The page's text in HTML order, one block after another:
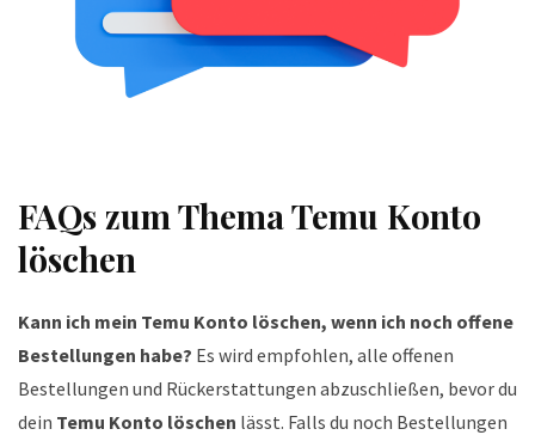
FAQs zum ThemaTemu Konto
löschen
Kann ich mein Temu Konto löschen, wenn ich noch offene
Bestellungen habe? Es wird empfohlen, alle offenen
Bestellungen und Rückerstattungen abzuschließen, bevor du
dein Temu Konto löschen lässt. Falls du noch Bestellungen